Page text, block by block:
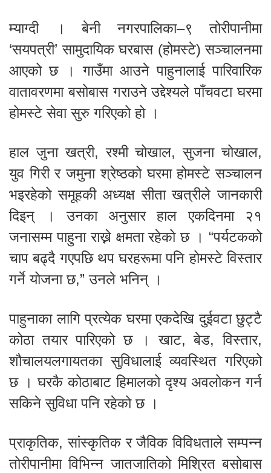
म्याग्दी । बेनी नगरपालिका–९ तोरीपानीमा
‘सयपत्री’ सामुदायिक घरबास (होमस्टे) सञ्चालनमा
आएको छ । गाउँमा आउने पाहुनालाई पारिवारिक
वातावरणमा बसोबास गराउने उद्देश्यले पाँचवटा घरमा
होमस्टे सेवा सुरु गरिएको हो ।
हाल जुना खत्री, रश्मी चोखाल, सुजना चोखाल,
युव गिरी र जमुना श्रेष्ठको घरमा होमस्टे सञ्चालन
भइरहेको समूहकी अध्यक्ष सीता खत्रीले जानकारी
दिइन् । उनका अनुसार हाल एकदिनमा २१
जनासम्म पाहुना राख्ने क्षमता रहेको छ । “पर्यटकको
चाप बढ्दै गएपछि थप घरहरूमा पनि होमस्टे विस्तार
गर्ने योजना छ,” उनले भनिन् ।
पाहुनाका लागि प्रत्येक घरमा एकदेखि दुईवटा छुट्टै
कोठा तयार पारिएको छ । खाट, बेड, विस्तार,
शौचालयलगायतका सुविधालाई व्यवस्थित गरिएको
छ । घरकै कोठाबाट हिमालको दृश्य अवलोकन गर्न
सकिने सुविधा पनि रहेको छ ।
प्राकृतिक, सांस्कृतिक र जैविक विविधताले सम्पन्न
तोरीपानीमा विभिन्न जातजातिको मिश्रित बसोबास